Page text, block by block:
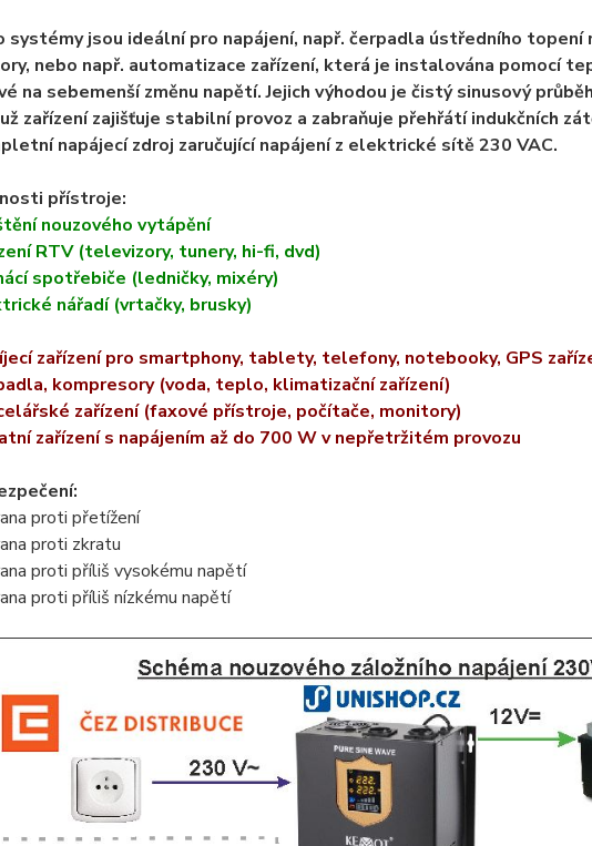
systémy jsou ideální pro napájení, např. čerpadla ústředního topení
nebo např. automatizace zařízení, která je instalována pomocí
na sebemenší změnu napětí. Jejich výhodou je čistý sinusový
zařízení zajišťuje stabilní provoz a zabraňuje přehřátí indukčních
napájecí zdroj zaručující napájení z elektrické sítě 230 VAC.
přístroje:
nouzového vytápění
RTV (televizory, tunery, hi-fi, dvd)
spotřebiče (ledničky, mixéry)
nářadí (vrtačky, brusky)
zařízení pro smartphony, tablety, telefony, notebooky, GPS
kompresory (voda, teplo, klimatizační zařízení)
zařízení (faxové přístroje, počítače, monitory)
zařízení s napájením až do 700 W v nepřetržitém provozu
proti přetížení
proti zkratu
proti příliš vysokému napětí
proti příliš nízkému napětí